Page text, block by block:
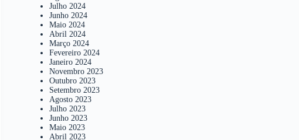
Julho 2024
Junho 2024
Maio 2024
Abril 2024
Março 2024
Fevereiro 2024
Janeiro 2024
Novembro 2023
Outubro 2023
Setembro 2023
Agosto 2023
Julho 2023
Junho 2023
Maio 2023
Abril 2023